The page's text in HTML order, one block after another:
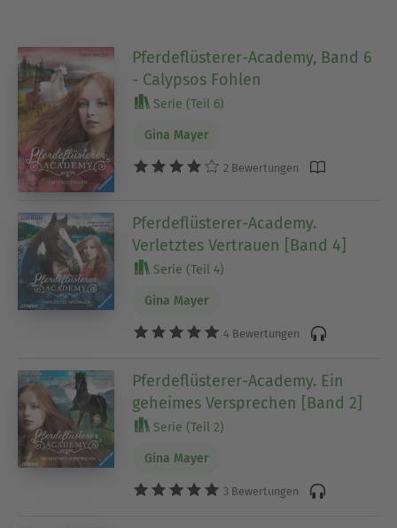
Pferdeflüsterer-Academy, Band 6
- Calypsos Fohlen
Serie (Teil 6)
Gina Mayer
2 Bewertungen
Pferdeflüsterer-Academy.
Verletztes Vertrauen [Band 4]
Serie (Teil 4)
Gina Mayer
4 Bewertungen
Pferdeflüsterer-Academy. Ein
geheimes Versprechen [Band 2]
Serie (Teil 2)
Gina Mayer
3 Bewertungen